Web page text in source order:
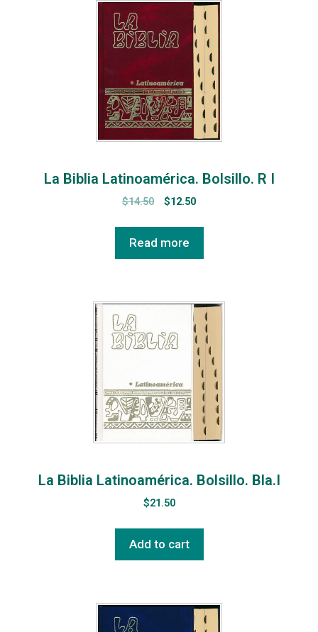
La Biblia Latinoamérica. Bolsillo. R I
$14.50 $12.50
Read more
La Biblia Latinoamérica. Bolsillo. Bla.I
$21.50
Add to cart